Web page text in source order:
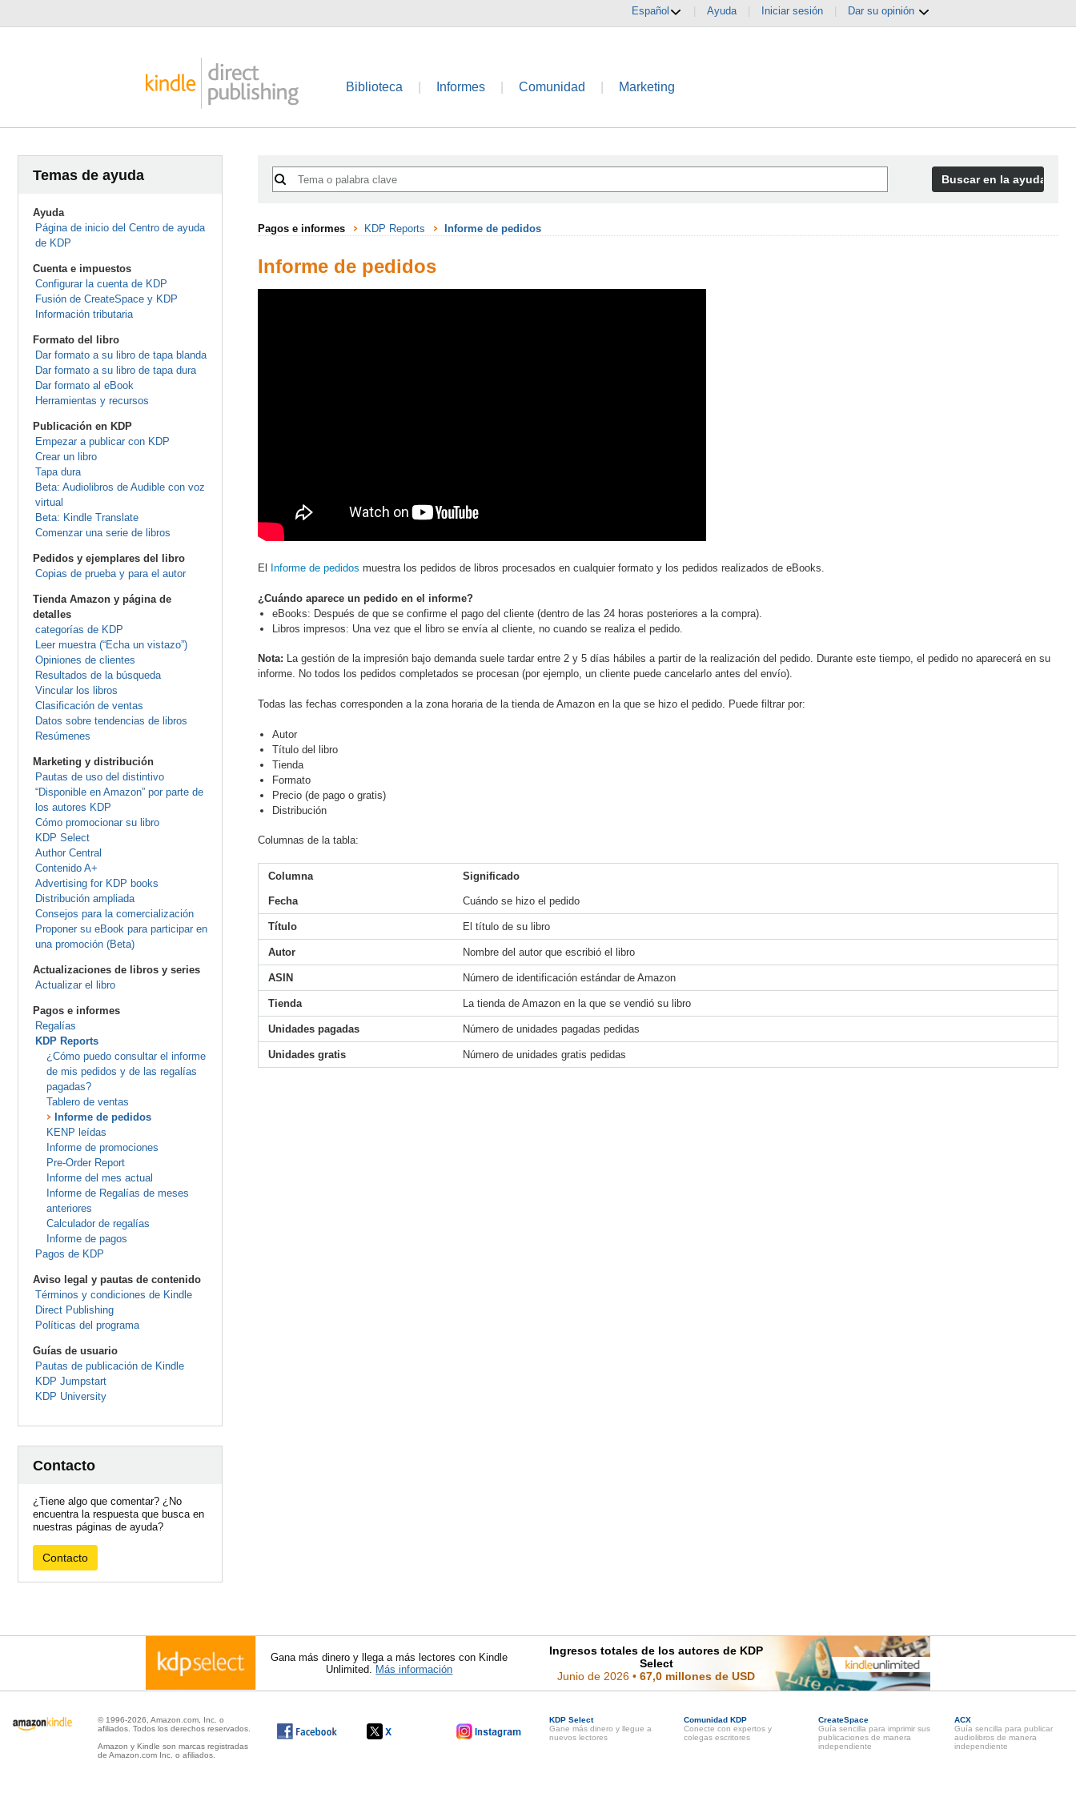
Español Ayuda Iniciar sesión Dar su opinión
Biblioteca Informes Comunidad Marketing
Temas de ayuda
Ayuda
Página de inicio del Centro de ayuda
de KDP
Cuenta e impuestos
Configurar la cuenta de KDP
Fusión de CreateSpace y KDP
Información tributaria
Formato del libro
Dar formato a su libro de tapa blanda
Dar formato a su libro de tapa dura
Dar formato al eBook
Herramientas y recursos
Publicación en KDP
Empezar a publicar con KDP
Crear un libro
Tapa dura
Beta: Audiolibros de Audible con voz
virtual
Beta: Kindle Translate
Comenzar una serie de libros
Pedidos y ejemplares del libro
Copias de prueba y para el autor
Tienda Amazon y página de
detalles
categorías de KDP
Leer muestra (“Echa un vistazo”)
Opiniones de clientes
Resultados de la búsqueda
Vincular los libros
Clasificación de ventas
Datos sobre tendencias de libros
Resúmenes
Marketing y distribución
Pautas de uso del distintivo
“Disponible en Amazon” por parte de
los autores KDP
Cómo promocionar su libro
KDP Select
Author Central
Contenido A+
Advertising for KDP books
Distribución ampliada
Consejos para la comercialización
Proponer su eBook para participar en
una promoción (Beta)
Actualizaciones de libros y series
Actualizar el libro
Pagos e informes
Regalías
KDP Reports
¿Cómo puedo consultar el informe
de mis pedidos y de las regalías
pagadas?
Tablero de ventas
Informe de pedidos
KENP leídas
Informe de promociones
Pre-Order Report
Informe del mes actual
Informe de Regalías de meses
anteriores
Calculador de regalías
Informe de pagos
Pagos de KDP
Aviso legal y pautas de contenido
Términos y condiciones de Kindle
Direct Publishing
Políticas del programa
Guías de usuario
Pautas de publicación de Kindle
KDP Jumpstart
KDP University
Contacto
¿Tiene algo que comentar? ¿No
encuentra la respuesta que busca en
nuestras páginas de ayuda?
Contacto
Buscar en la ayuda
Pagos e informes KDP Reports Informe de pedidos
Informe de pedidos
El Informe de pedidos muestra los pedidos de libros procesados en cualquier formato y los pedidos realizados de eBooks.
¿Cuándo aparece un pedido en el informe?
eBooks: Después de que se confirme el pago del cliente (dentro de las 24 horas posteriores a la compra).
Libros impresos: Una vez que el libro se envía al cliente, no cuando se realiza el pedido.
Nota: La gestión de la impresión bajo demanda suele tardar entre 2 y 5 días hábiles a partir de la realización del pedido. Durante este tiempo, el pedido no aparecerá en su
informe. No todos los pedidos completados se procesan (por ejemplo, un cliente puede cancelarlo antes del envío).
Todas las fechas corresponden a la zona horaria de la tienda de Amazon en la que se hizo el pedido. Puede filtrar por:
Autor
Título del libro
Tienda
Formato
Precio (de pago o gratis)
Distribución
Columnas de la tabla:
Columna Significado
Fecha Cuándo se hizo el pedido
Título El título de su libro
Autor Nombre del autor que escribió el libro
ASIN Número de identificación estándar de Amazon
Tienda La tienda de Amazon en la que se vendió su libro
Unidades pagadas Número de unidades pagadas pedidas
Unidades gratis Número de unidades gratis pedidas
Gana más dinero y llega a más lectores con Kindle
Unlimited. Más información
Ingresos totales de los autores de KDP
Select
Junio de 2026 •67,0 millones de USD
© 1996-2026, Amazon.com, Inc. o
afiliados. Todos los derechos reservados.
Amazon y Kindle son marcas registradas
de Amazon.com Inc. o afiliados.
KDP Select
Gane más dinero y llegue a
nuevos lectores
Comunidad KDP
Conecte con expertos y
colegas escritores
CreateSpace
Guía sencilla para imprimir sus
publicaciones de manera
independiente
ACX
Guía sencilla para publicar
audiolibros de manera
independiente